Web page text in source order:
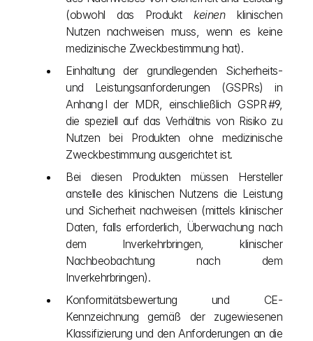
(obwohl das Produkt keinen klinischen
Nutzen nachweisen muss, wenn es keine
medizinische Zweckbestimmung hat).
Einhaltung der grundlegenden Sicherheits-
und Leistungsanforderungen (GSPRs) in
Anhang I der MDR, einschließlich GSPR #9,
die speziell auf das Verhältnis von Risiko zu
Nutzen bei Produkten ohne medizinische
Zweckbestimmung ausgerichtet ist.
Bei diesen Produkten müssen Hersteller
anstelle des klinischen Nutzens die Leistung
und Sicherheit nachweisen (mittels klinischer
Daten, falls erforderlich, Überwachung nach
dem Inverkehrbringen, klinischer
Nachbeobachtung nach dem
Inverkehrbringen).
Konformitätsbewertung und CE-
Kennzeichnung gemäß der zugewiesenen
Klassifizierung und den Anforderungen an die